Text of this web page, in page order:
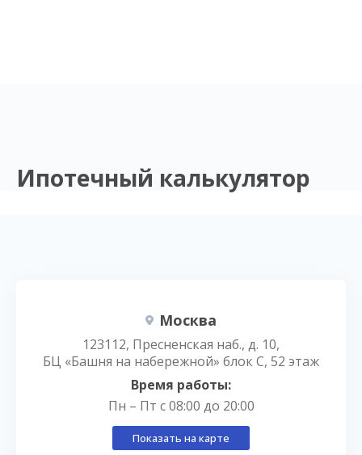
Ипотечный калькулятор
Москва
123112, Пресненская наб., д. 10,
БЦ «Башня на набережной» блок С, 52 этаж
Время работы:
Пн – Пт с 08:00 до 20:00
Показать на карте